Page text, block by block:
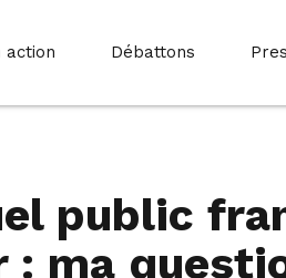
action Débattons
public
: ma